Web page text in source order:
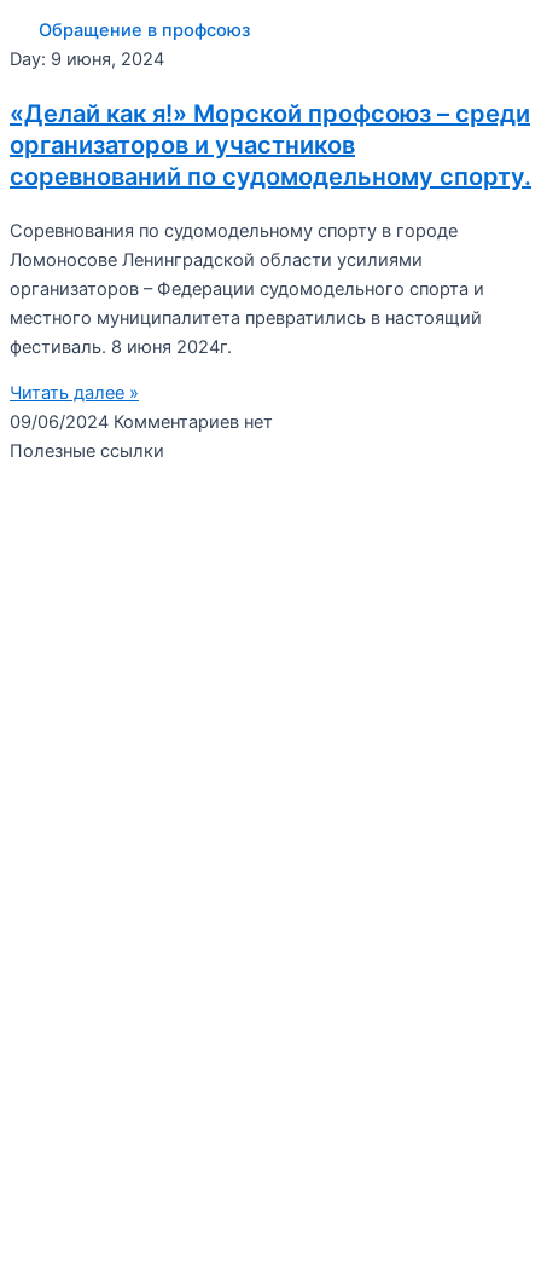
Обращение в профсоюз
Day: 9 июня, 2024
«Делай как я!» Морской профсоюз – среди
организаторов и участников
соревнований по судомодельному спорту.
Соревнования по судомодельному спорту в городе
Ломоносове Ленинградской области усилиями
организаторов – Федерации судомодельного спорта и
местного муниципалитета превратились в настоящий
фестиваль. 8 июня 2024г.
Читать далее »
09/06/2024 Комментариев нет
Полезные ссылки